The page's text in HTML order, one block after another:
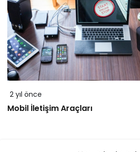
2 yıl önce
Mobil İletişim Araçları